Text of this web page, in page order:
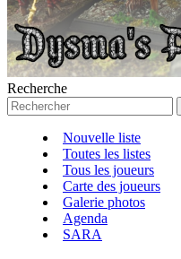
Recherche
Nouvelle liste
Toutes les listes
Tous les joueurs
Carte des joueurs
Galerie photos
Agenda
SARA